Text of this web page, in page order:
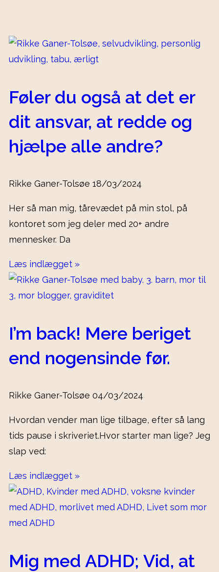
Føler du også at det er
dit ansvar, at redde og
hjælpe alle andre?
Rikke Ganer-Tolsøe 18/03/2024
Her så man mig, tårevædet på min stol, på
kontoret som jeg deler med 20+ andre
mennesker. Da
Læs indlægget »
I’m back! Mere beriget
end nogensinde før.
Rikke Ganer-Tolsøe 04/03/2024
Hvordan vender man lige tilbage, efter så lang
tids pause i skriveriet.Hvor starter man lige? Jeg
slap ved:
Læs indlægget »
Mig med ADHD; Vid, at